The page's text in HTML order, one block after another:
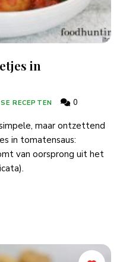
in
RECEPTEN 0
maar ontzettend
in tomatensaus:
van oorsprong uit het